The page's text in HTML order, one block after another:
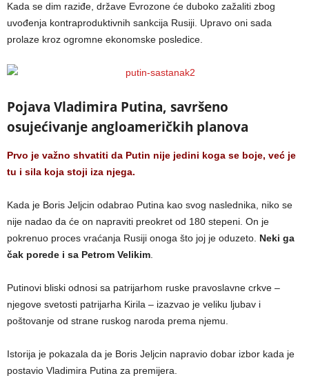
Kada se dim raziđe, države Evrozone će duboko zažaliti zbog
uvođenja kontraproduktivnih sankcija Rusiji. Upravo oni sada
prolaze kroz ogromne ekonomske posledice.
Pojava Vladimira Putina, savršeno
osujećivanje angloameričkih planova
Prvo je važno shvatiti da Putin nije jedini koga se boje, već je
tu i sila koja stoji iza njega.
Kada je Boris Jeljcin odabrao Putina kao svog naslednika, niko se
nije nadao da će on napraviti preokret od 180 stepeni. On je
pokrenuo proces vraćanja Rusiji onoga što joj je oduzeto. Neki ga
čak porede i sa Petrom Velikim.
Putinovi bliski odnosi sa patrijarhom ruske pravoslavne crkve –
njegove svetosti patrijarha Kirila – izazvao je veliku ljubav i
poštovanje od strane ruskog naroda prema njemu.
Istorija je pokazala da je Boris Jeljcin napravio dobar izbor kada je
postavio Vladimira Putina za premijera.